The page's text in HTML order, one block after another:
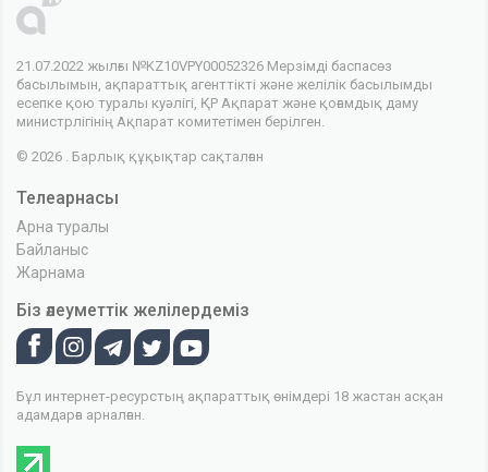
21.07.2022 жылғы №KZ10VPY00052326 Мерзімді баспасөз
басылымын, ақпараттық агенттікті және желілік басылымды
есепке қою туралы куәлігі, ҚР Ақпарат және қоғамдық даму
министрлігінің Ақпарат комитетімен берілген.
© 2026 . Барлық құқықтар сақталған
Телеарнасы
Арна туралы
Байланыс
Жарнама
Біз әлеуметтік желілердеміз
Бұл интернет-ресурстың ақпараттық өнімдері 18 жастан асқан
адамдарға арналған.